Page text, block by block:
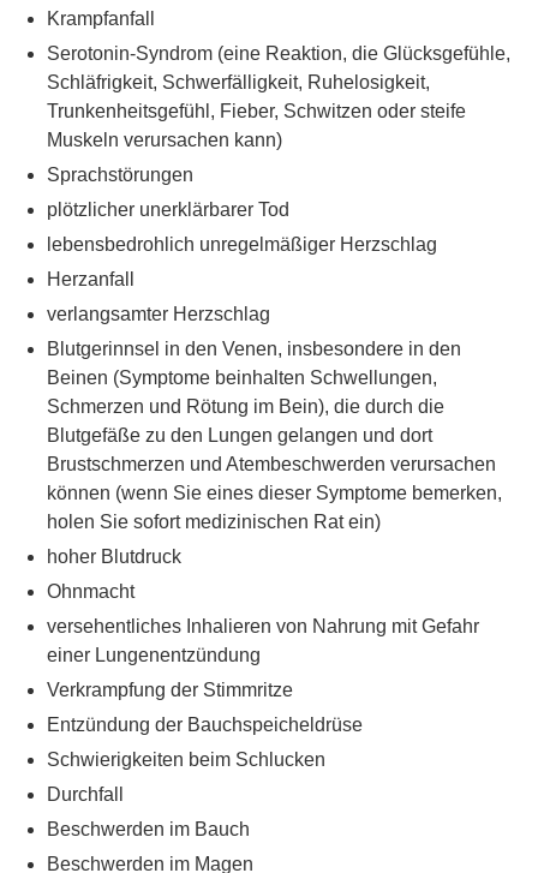
Krampfanfall
Serotonin-Syndrom (eine Reaktion, die Glücksgefühle,
Schläfrigkeit, Schwerfälligkeit, Ruhelosigkeit,
Trunkenheitsgefühl, Fieber, Schwitzen oder steife
Muskeln verursachen kann)
Sprachstörungen
plötzlicher unerklärbarer Tod
lebensbedrohlich unregelmäßiger Herzschlag
Herzanfall
verlangsamter Herzschlag
Blutgerinnsel in den Venen, insbesondere in den
Beinen (Symptome beinhalten Schwellungen,
Schmerzen und Rötung im Bein), die durch die
Blutgefäße zu den Lungen gelangen und dort
Brustschmerzen und Atembeschwerden verursachen
können (wenn Sie eines dieser Symptome bemerken,
holen Sie sofort medizinischen Rat ein)
hoher Blutdruck
Ohnmacht
versehentliches Inhalieren von Nahrung mit Gefahr
einer Lungenentzündung
Verkrampfung der Stimmritze
Entzündung der Bauchspeicheldrüse
Schwierigkeiten beim Schlucken
Durchfall
Beschwerden im Bauch
Beschwerden im Magen